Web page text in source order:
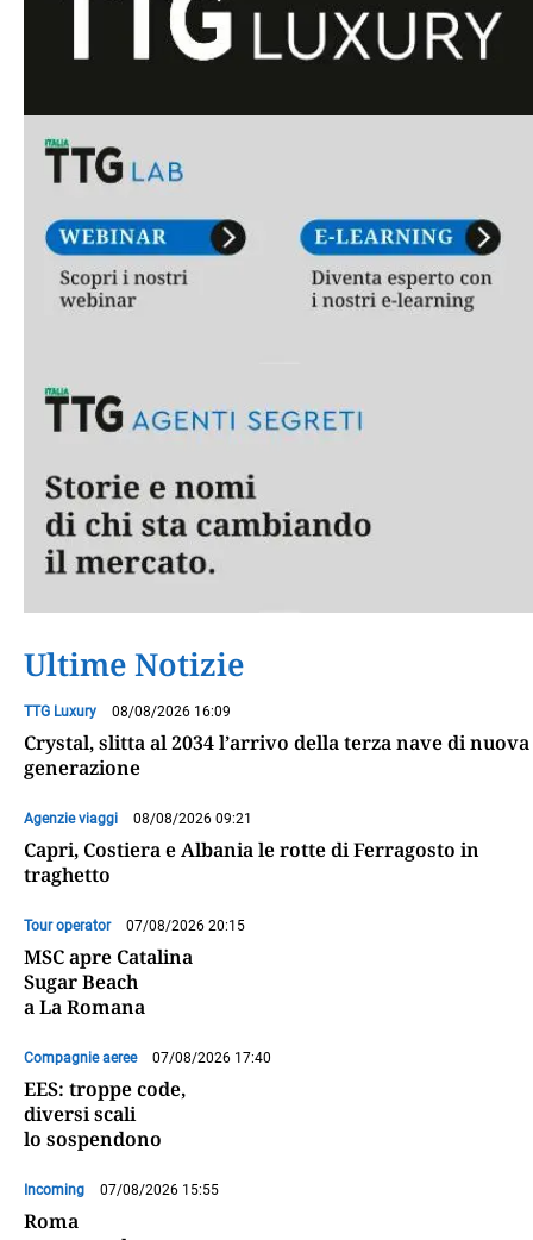
Ultime Notizie
TTG Luxury 08/08/2026 16:09
Crystal, slitta al 2034 l’arrivo della terza nave di nuova
generazione
Agenzie viaggi 08/08/2026 09:21
Capri, Costiera e Albania le rotte di Ferragosto in
traghetto
Tour operator 07/08/2026 20:15
MSC apre Catalina
Sugar Beach
a La Romana
Compagnie aeree 07/08/2026 17:40
EES: troppe code,
diversi scali
lo sospendono
Incoming 07/08/2026 15:55
Roma